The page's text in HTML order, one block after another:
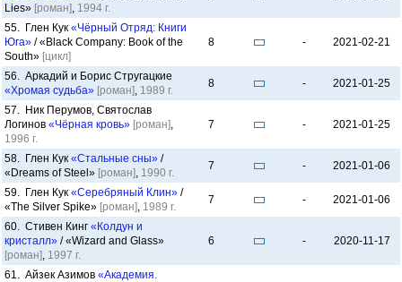
Lies» [роман], 1994 г.
55. Глен Кук «Чёрный Отряд: Книги
Юга» / «Black Company: Book of the
South» [цикл]
8 - 2021-02-21
56. Аркадий и Борис Стругацкие
«Хромая судьба» [роман], 1989 г.
8 - 2021-01-25
57. Ник Перумов, Святослав
Логинов «Чёрная кровь» [роман],
1996 г.
7 - 2021-01-25
58. Глен Кук «Стальные сны» /
«Dreams of Steel» [роман], 1990 г.
7 - 2021-01-06
59. Глен Кук «Серебряный Клин» /
«The Silver Spike» [роман], 1989 г.
7 - 2021-01-06
60. Стивен Кинг «Колдун и
кристалл» / «Wizard and Glass»
[роман], 1997 г.
6 - 2020-11-17
61. Айзек Азимов «Академия.